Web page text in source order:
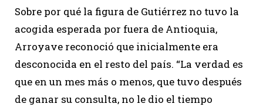
Sobre por qué la figura de Gutiérrez no tuvo la
acogida esperada por fuera de Antioquia,
Arroyave reconoció que inicialmente era
desconocida en el resto del país. “La verdad es
que en un mes más o menos, que tuvo después
de ganar su consulta, no le dio el tiempo